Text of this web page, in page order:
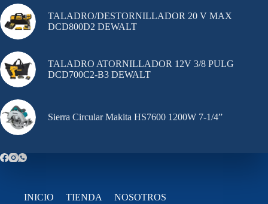
TALADRO/DESTORNILLADOR 20 V MAX
DCD800D2 DEWALT
TALADRO ATORNILLADOR 12V 3/8 PULG
DCD700C2-B3 DEWALT
Sierra Circular Makita HS7600 1200W 7-1/4”
INICIO TIENDA
NOSOTROS